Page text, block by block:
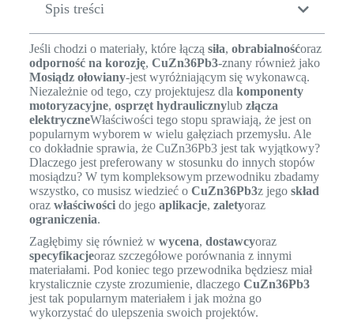
Spis treści
Jeśli chodzi o materiały, które łączą siła, obrabialnośćoraz
odporność na korozję, CuZn36Pb3-znany również jako
Mosiądz ołowiany-jest wyróżniającym się wykonawcą.
Niezależnie od tego, czy projektujesz dla komponenty
motoryzacyjne, osprzęt hydraulicznylub złącza
elektryczneWłaściwości tego stopu sprawiają, że jest on
popularnym wyborem w wielu gałęziach przemysłu. Ale
co dokładnie sprawia, że CuZn36Pb3 jest tak wyjątkowy?
Dlaczego jest preferowany w stosunku do innych stopów
mosiądzu? W tym kompleksowym przewodniku zbadamy
wszystko, co musisz wiedzieć o CuZn36Pb3z jego skład
oraz właściwoścido jego aplikacje, zaletyoraz
ograniczenia.
Zagłębimy się również w wycena, dostawcyoraz
specyfikacjeoraz szczegółowe porównania z innymi
materiałami. Pod koniec tego przewodnika będziesz miał
krystalicznie czyste zrozumienie, dlaczego CuZn36Pb3
jest tak popularnym materiałem i jak można go
wykorzystać do ulepszenia swoich projektów.